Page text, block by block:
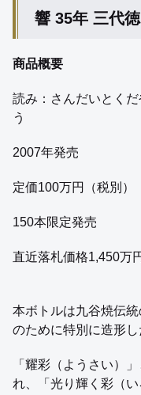
響 35年 三代
商品概要
読み：さんだいとく
う
2007年発売
定価100万円（税別）
150本限定発売
直近落札価格1,450
本ボトルは九谷焼伝
のために特別に造形し
「耀彩（ようさい）
れ、「光り輝く彩（